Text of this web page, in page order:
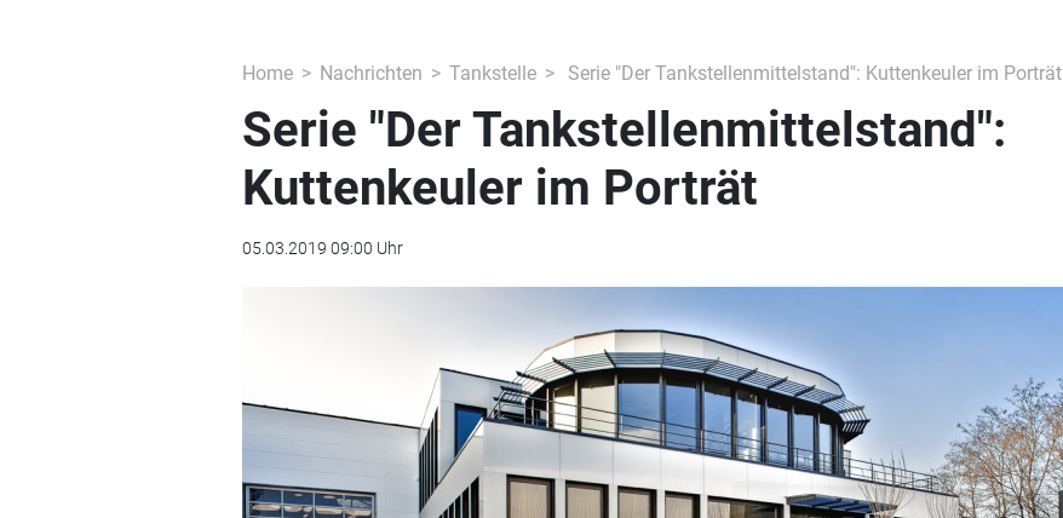
Home Nachrichten Tankstelle Serie "Der Tankstellenmittelstand": Kuttenkeuler im Porträt
Serie "Der Tankstellenmittelstand":
Kuttenkeuler im Porträt
05.03.2019 09:00 Uhr